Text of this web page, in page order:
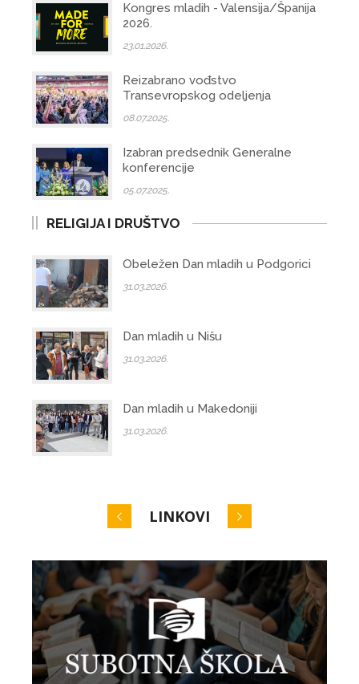
Kongres mladih - Valensija/Španija
2026.
23.01.2026.
Reizabrano vođstvo
Transevropskog odeljenja
08.07.2025.
Izabran predsednik Generalne
konferencije
05.07.2025.
RELIGIJA I DRUŠTVO
Obeležen Dan mladih u Podgorici
31.03.2026.
Dan mladih u Nišu
31.03.2026.
Dan mladih u Makedoniji
31.03.2026.
LINKOVI